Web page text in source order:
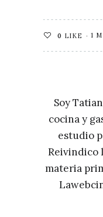
0 LIKE 1
Soy
cocina y
estudio
Reivindico
materia